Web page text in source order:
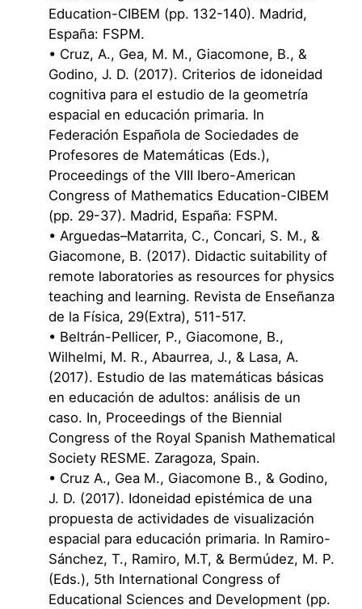
Education-CIBEM (pp. 132-140). Madrid,
España: FSPM.
• Cruz, A., Gea, M. M., Giacomone, B., &
Godino, J. D. (2017). Criterios de idoneidad
cognitiva para el estudio de la geometría
espacial en educación primaria. In
Federación Española de Sociedades de
Profesores de Matemáticas (Eds.),
Proceedings of the VIII Ibero-American
Congress of Mathematics Education-CIBEM
(pp. 29-37). Madrid, España: FSPM.
• Arguedas–Matarrita, C., Concari, S. M., &
Giacomone, B. (2017). Didactic suitability of
remote laboratories as resources for physics
teaching and learning. Revista de Enseñanza
de la Física, 29(Extra), 511-517.
• Beltrán-Pellicer, P., Giacomone, B.,
Wilhelmi, M. R., Abaurrea, J., & Lasa, A.
(2017). Estudio de las matemáticas básicas
en educación de adultos: análisis de un
caso. In, Proceedings of the Biennial
Congress of the Royal Spanish Mathematical
Society RESME. Zaragoza, Spain.
• Cruz A., Gea M., Giacomone B., & Godino,
J. D. (2017). Idoneidad epistémica de una
propuesta de actividades de visualización
espacial para educación primaria. In Ramiro-
Sánchez, T., Ramiro, M.T, & Bermúdez, M. P.
(Eds.), 5th International Congress of
Educational Sciences and Development (pp.